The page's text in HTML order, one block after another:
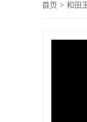
首页 > 和田